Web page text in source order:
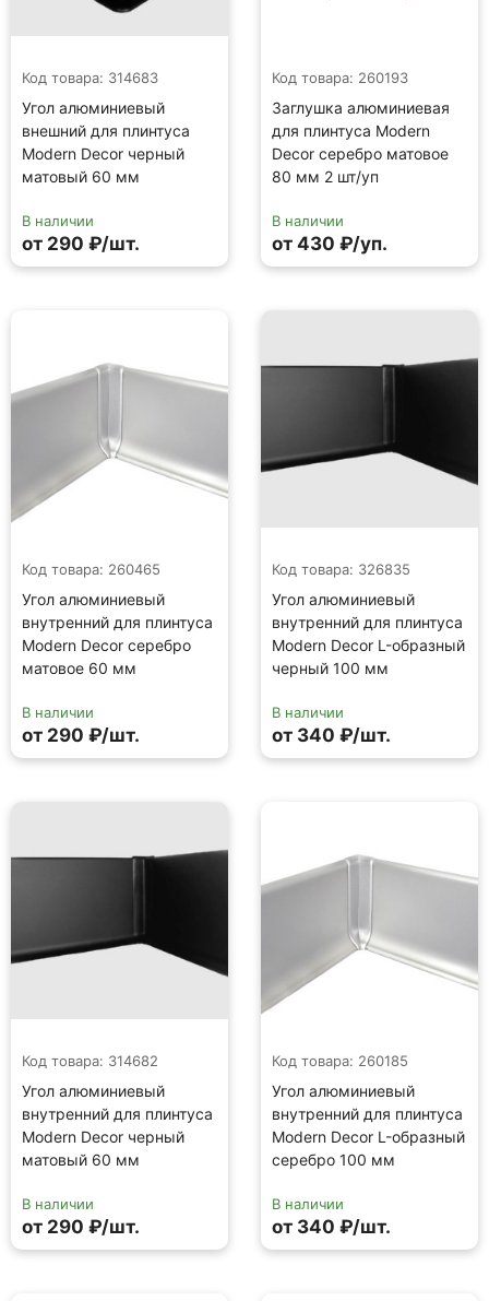
Код товара: 314683
Угол алюминиевый
внешний для плинтуса
Modern Decor черный
матовый 60 мм
В наличии
от 290 ₽/шт.
Код товара: 260193
Заглушка алюминиевая
для плинтуса Modern
Decor серебро матовое
80 мм 2 шт/уп
В наличии
от 430 ₽/уп.
Код товара: 260465
Угол алюминиевый
внутренний для плинтуса
Modern Decor серебро
матовое 60 мм
В наличии
от 290 ₽/шт.
Код товара: 326835
Угол алюминиевый
внутренний для плинтуса
Modern Decor L-образный
черный 100 мм
В наличии
от 340 ₽/шт.
Код товара: 314682
Угол алюминиевый
внутренний для плинтуса
Modern Decor черный
матовый 60 мм
В наличии
от 290 ₽/шт.
Код товара: 260185
Угол алюминиевый
внутренний для плинтуса
Modern Decor L-образный
серебро 100 мм
В наличии
от 340 ₽/шт.